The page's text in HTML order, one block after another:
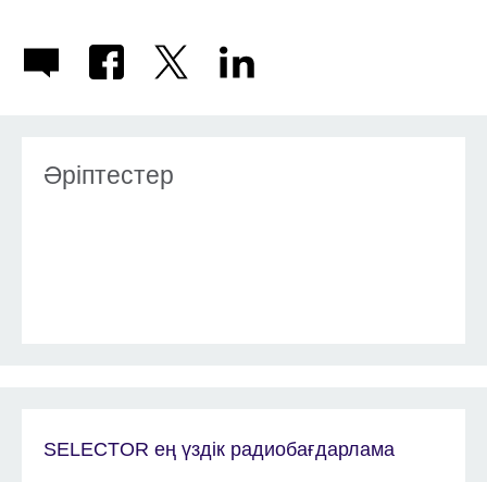
Әріптестер
SELECTOR ең үздік радиобағдарлама